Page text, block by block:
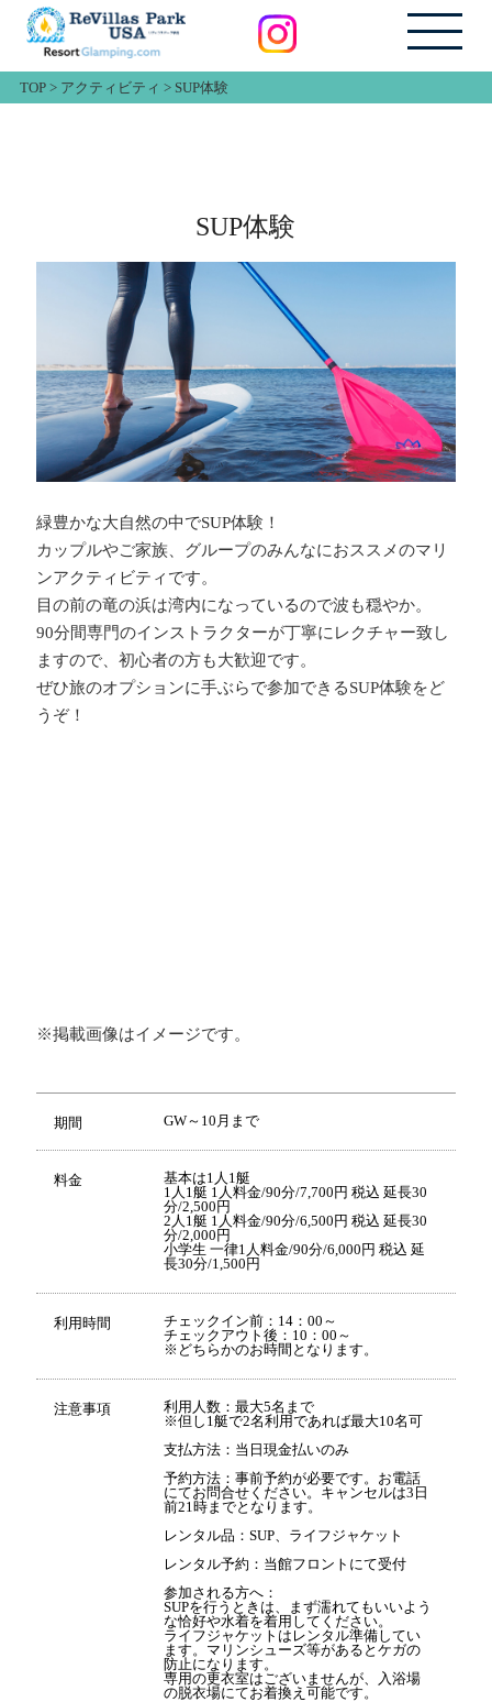
TOP > アクティビティ > SUP体験
SUP体験
緑豊かな大自然の中でSUP体験！
カップルやご家族、グループのみんなにおススメのマリ
ンアクティビティです。
目の前の竜の浜は湾内になっているので波も穏やか。
90分間専門のインストラクターが丁寧にレクチャー致し
ますので、初心者の方も大歓迎です。
ぜひ旅のオプションに手ぶらで参加できるSUP体験をど
うぞ！
※掲載画像はイメージです。
期間 GW～10月まで
料金
基本は1人1艇
1人1艇 1人料金/90分/7,700円 税込 延長30
分/2,500円
2人1艇 1人料金/90分/6,500円 税込 延長30
分/2,000円
小学生 一律1人料金/90分/6,000円 税込 延
長30分/1,500円
利用時間
チェックイン前：14：00～
チェックアウト後：10：00～
※どちらかのお時間となります。
注意事項
利用人数：最大5名まで
※但し1艇で2名利用であれば最大10名可
支払方法：当日現金払いのみ
予約方法：事前予約が必要です。お電話
にてお問合せください。キャンセルは3日
前21時までとなります。
レンタル品：SUP、ライフジャケット
レンタル予約：当館フロントにて受付
参加される方へ：
SUPを行うときは、まず濡れてもいいよう
な恰好や水着を着用してください。
ライフジャケットはレンタル準備してい
ます。マリンシューズ等があるとケガの
防止になります。
専用の更衣室はございませんが、入浴場
の脱衣場にてお着換え可能です。